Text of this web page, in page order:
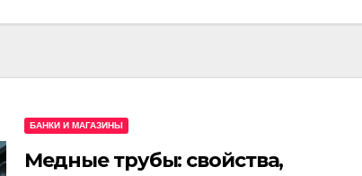
БАНКИ И МАГАЗИНЫ
Медные трубы: свойства,